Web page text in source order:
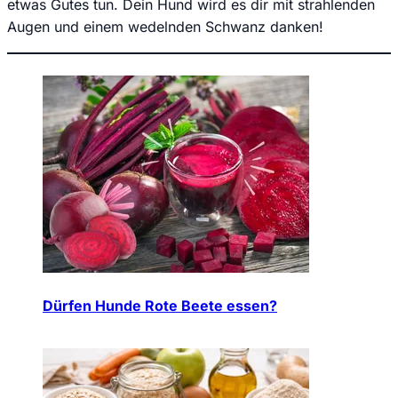
etwas Gutes tun. Dein Hund wird es dir mit strahlenden
Augen und einem wedelnden Schwanz danken!
Dürfen Hunde Rote Beete essen?